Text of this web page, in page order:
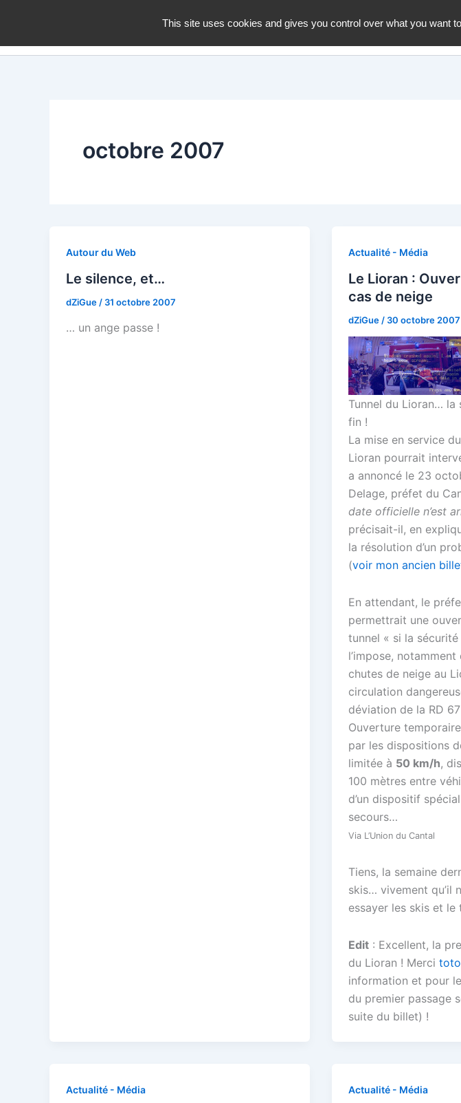
contenu
octobre 2007
Autour du Web
Le silence, et…
dZiGue / 31 octobre 2007
… un ange passe !
Actualité - Média
Le Lioran :
cas de neige
dZiGue / 30 octobre 2007
Tunnel du Lioran… la
fin !
La mise en service
Lioran pourrait
a annoncé le 23
Delage, préfet du
date officielle n’est
précisait-il, en
la résolution d’un
(voir mon ancien
En attendant, le
permettrait une
tunnel « si la
l’impose,
chutes de neige au
circulation
déviation de la RD
Ouverture
par les dispositions
limitée à 50 km/h,
100 mètres entre
d’un dispositif
secours…
Via L’Union du Cantal
Tiens, la semaine
skis… vivement qu’il
essayer les skis et le
Edit: Excellent, la
du Lioran ! Merci
information et pour
du premier passage
suite du billet) !
Actualité - Média Actualité - Média
This site uses cookies and gives you control over what you want